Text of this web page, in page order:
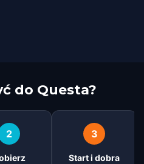
do Questa?
2 3
Start i dobra